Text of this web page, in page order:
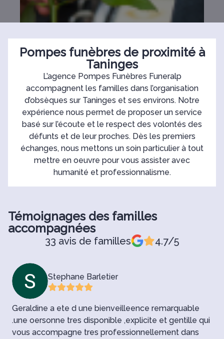
Pompes funèbres de proximité à
Taninges
L’agence Pompes Funèbres Funeralp
accompagnent les familles dans l’organisation
d’obsèques sur Taninges et ses environs. Notre
expérience nous permet de proposer un service
basé sur l’écoute et le respect des volontés des
défunts et de leur proches. Dès les premiers
échanges, nous mettons un soin particulier à tout
mettre en oeuvre pour vous assister avec
humanité et professionnalisme.
Témoignages des familles
accompagnées
33 avis de familles 4.7/5
Stephane Barletier
Geraldine a ete d une bienveilleence remarquable
.une oersonne tres disponible ,explicite et gentille qui
vous accompagne tres professionnellement dans